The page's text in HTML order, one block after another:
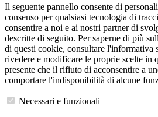
Il seguente pannello consente di
consenso per qualsiasi tecnologia di
consentire a noi e ai nostri partner di
descritte di seguito. Per saperne di più
di questi cookie, consultare l'informativa
rivedere e modificare le proprie scelte in
presente che il rifiuto di acconsentire a
comportare l'indisponibilità di alcune
Necessari e funzionali